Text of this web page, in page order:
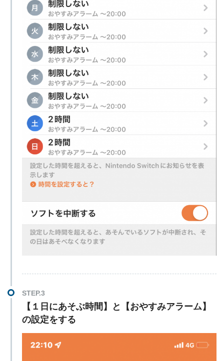
【１日にあそぶ時間】と【おやすみアラーム】
の設定をする